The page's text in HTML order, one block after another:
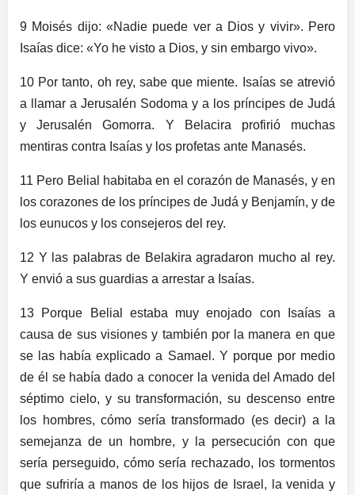
9 Moisés dijo: «Nadie puede ver a Dios y vivir». Pero
Isaías dice: «Yo he visto a Dios, y sin embargo vivo».
10 Por tanto, oh rey, sabe que miente. Isaías se atrevió
a llamar a Jerusalén Sodoma y a los príncipes de Judá
y Jerusalén Gomorra. Y Belacira profirió muchas
mentiras contra Isaías y los profetas ante Manasés.
11 Pero Belial habitaba en el corazón de Manasés, y en
los corazones de los príncipes de Judá y Benjamín, y de
los eunucos y los consejeros del rey.
12 Y las palabras de Belakira agradaron mucho al rey.
Y envió a sus guardias a arrestar a Isaías.
13 Porque Belial estaba muy enojado con Isaías a
causa de sus visiones y también por la manera en que
se las había explicado a Samael. Y porque por medio
de él se había dado a conocer la venida del Amado del
séptimo cielo, y su transformación, su descenso entre
los hombres, cómo sería transformado (es decir) a la
semejanza de un hombre, y la persecución con que
sería perseguido, cómo sería rechazado, los tormentos
que sufriría a manos de los hijos de Israel, la venida y